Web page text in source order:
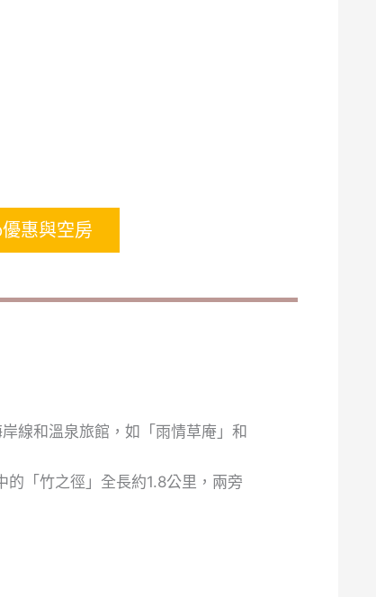
惠與空房
線和溫泉旅館，如「雨情草庵」和
「竹之徑」全長約1.8公里，兩旁